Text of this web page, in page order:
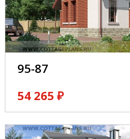
95-87
54 265 ₽